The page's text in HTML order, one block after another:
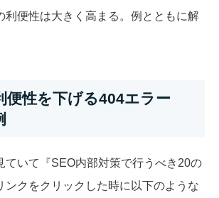
利便性は大きく高まる。例とともに解
便性を下げる404エラー
ていて『SEO内部対策で行うべき20の
ンクをクリックした時に以下のような